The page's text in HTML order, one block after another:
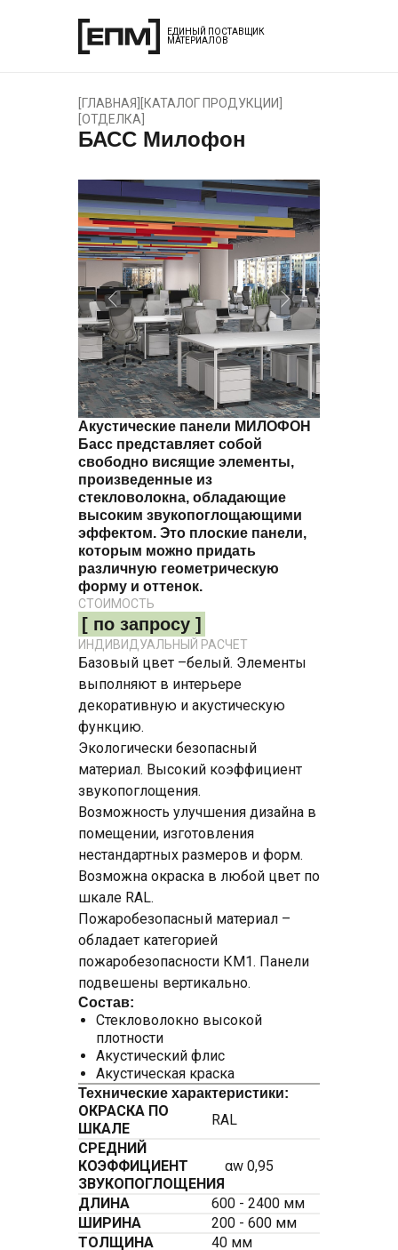
ЕДИНЫЙ ПОСТАВЩИК
МАТЕРИАЛОВ
ГЛАВНАЯ КАТАЛОГ ПРОДУКЦИИ
ОТДЕЛКА
БАСС Милофон
Акустические панели МИЛОФОН
Басс представляет собой
свободно висящие элементы,
произведенные из
стекловолокна, обладающие
высоким звукопоглощающими
эффектом. Это плоские панели,
которым можно придать
различную геометрическую
форму и оттенок.
СТОИМОСТЬ
[ по запросу ]
ИНДИВИДУАЛЬНЫЙ РАСЧЕТ
Базовый цвет –белый. Элементы
выполняют в интерьере
декоративную и акустическую
функцию.
Экологически безопасный
материал. Высокий коэффициент
звукопоглощения.
Возможность улучшения дизайна в
помещении, изготовления
нестандартных размеров и форм.
Возможна окраска в любой цвет по
шкале RAL.
Пожаробезопасный материал –
обладает категорией
пожаробезопасности КМ1. Панели
подвешены вертикально.
Состав:
Стекловолокно высокой
плотности
Акустический флис
Акустическая краска
Технические характеристики:
ОКРАСКА ПО
ШКАЛЕ
RAL
СРЕДНИЙ
КОЭФФИЦИЕНТ
ЗВУКОПОГЛОЩЕНИЯ
αw 0,95
ДЛИНА
600 - 2400 мм
ШИРИНА
200 - 600 мм
ТОЛЩИНА
40 мм